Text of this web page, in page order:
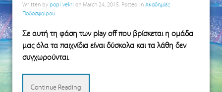
Written by popi vekri on March 24, 2015. Posted in Ακαδημίες
Ποδοσφαίρου
Σε αυτή τη φάση των play off που βρίσκεται η ομάδα
μας όλα τα παιχνίδια είναι δύσκολα και τα λάθη δεν
συγχωρούνται.
Continue Reading